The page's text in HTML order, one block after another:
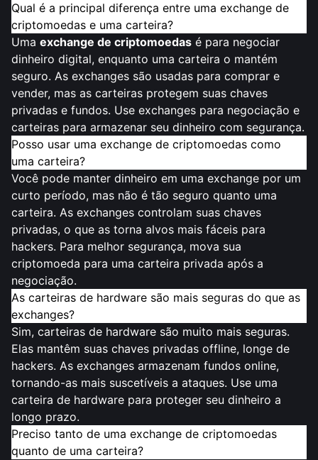
Qual é a principal diferença entre uma exchange de
criptomoedas e uma carteira?
Uma exchange de criptomoedas é para negociar
dinheiro digital, enquanto uma carteira o mantém
seguro. As exchanges são usadas para comprar e
vender, mas as carteiras protegem suas chaves
privadas e fundos. Use exchanges para negociação e
carteiras para armazenar seu dinheiro com segurança.
Posso usar uma exchange de criptomoedas como
uma carteira?
Você pode manter dinheiro em uma exchange por um
curto período, mas não é tão seguro quanto uma
carteira. As exchanges controlam suas chaves
privadas, o que as torna alvos mais fáceis para
hackers. Para melhor segurança, mova sua
criptomoeda para uma carteira privada após a
negociação.
As carteiras de hardware são mais seguras do que as
exchanges?
Sim, carteiras de hardware são muito mais seguras.
Elas mantêm suas chaves privadas offline, longe de
hackers. As exchanges armazenam fundos online,
tornando-as mais suscetíveis a ataques. Use uma
carteira de hardware para proteger seu dinheiro a
longo prazo.
Preciso tanto de uma exchange de criptomoedas
quanto de uma carteira?